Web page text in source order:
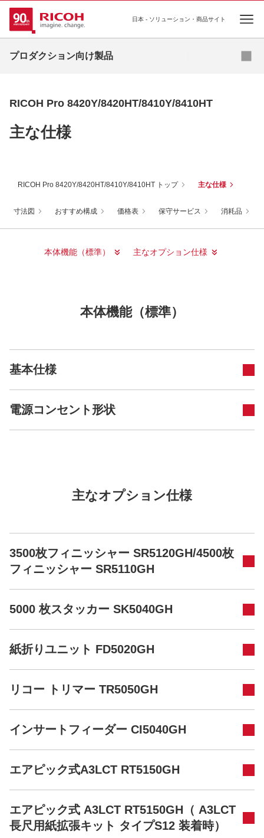
日本 - ソリューション・商品サイト
プロダクション向け製品
基幹プリンティング
RICOH Pro 8420Y/8420HT/8410Y/8410HT
主な仕様
RICOH Pro 8420Y/8420HT/8410Y/8410HT トップ 主な仕様
寸法図 おすすめ構成 価格表 保守サービス 消耗品
本体機能（標準） 主なオプション仕様
本体機能（標準）
基本仕様
電源コンセント形状
主なオプション仕様
3500枚フィニッシャー SR5120GH/4500枚
フィニッシャー SR5110GH
5000 枚スタッカー SK5040GH
紙折りユニット FD5020GH
リコー トリマー TR5050GH
インサートフィーダー CI5040GH
エアピック式A3LCT RT5150GH
エアピック式 A3LCT RT5150GH（ A3LCT
長尺用紙拡張キット タイプS12 装着時）